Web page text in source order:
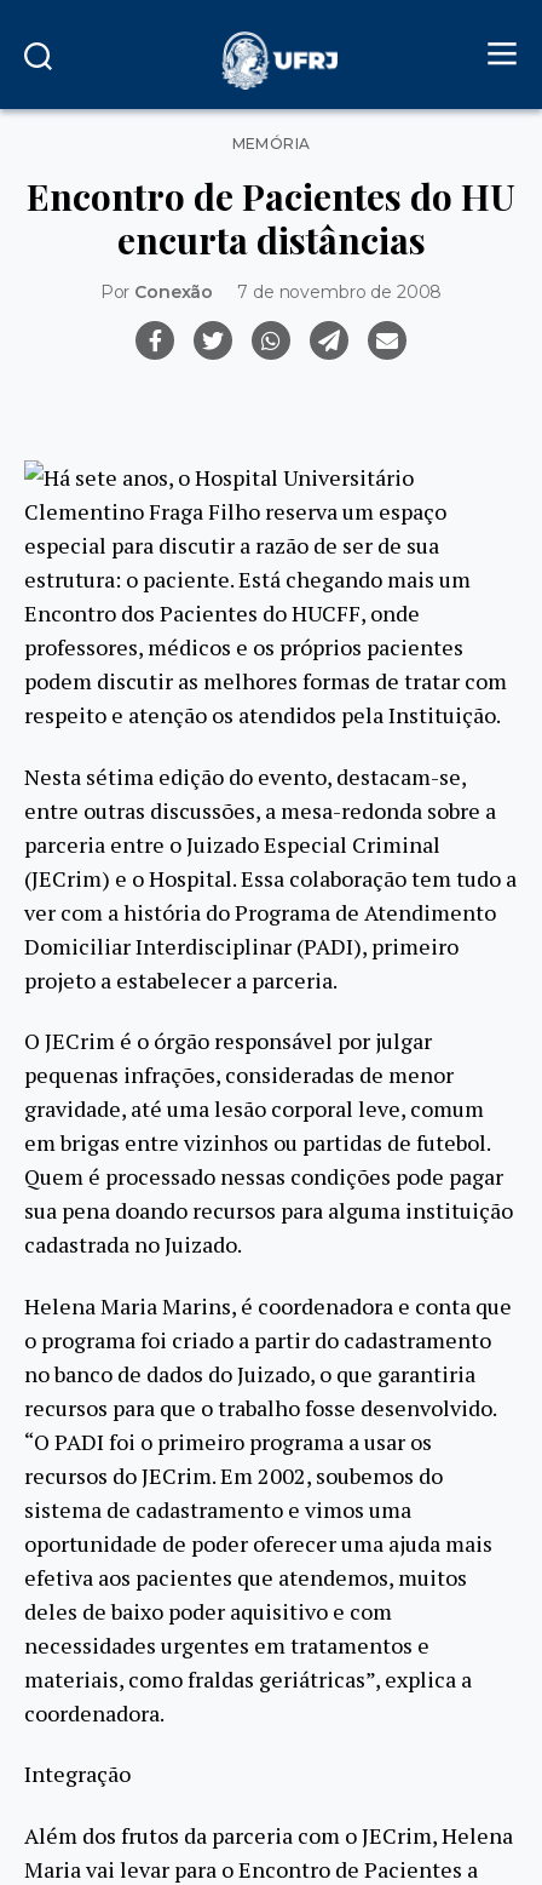
Categorias
MEMÓRIA
Encontro de Pacientes do HU
encurta distâncias
Por Conexão 7 de novembro de 2008
Há sete anos, o Hospital Universitário
Clementino Fraga Filho reserva um espaço
especial para discutir a razão de ser de sua
estrutura: o paciente. Está chegando mais um
Encontro dos Pacientes do HUCFF, onde
professores, médicos e os próprios pacientes
podem discutir as melhores formas de tratar com
respeito e atenção os atendidos pela Instituição.
Nesta sétima edição do evento, destacam-se,
entre outras discussões, a mesa-redonda sobre a
parceria entre o Juizado Especial Criminal
(JECrim) e o Hospital. Essa colaboração tem tudo a
ver com a história do Programa de Atendimento
Domiciliar Interdisciplinar (PADI), primeiro
projeto a estabelecer a parceria.
O JECrim é o órgão responsável por julgar
pequenas infrações, consideradas de menor
gravidade, até uma lesão corporal leve, comum
em brigas entre vizinhos ou partidas de futebol.
Quem é processado nessas condições pode pagar
sua pena doando recursos para alguma instituição
cadastrada no Juizado.
Helena Maria Marins, é coordenadora e conta que
o programa foi criado a partir do cadastramento
no banco de dados do Juizado, o que garantiria
recursos para que o trabalho fosse desenvolvido.
“O PADI foi o primeiro programa a usar os
recursos do JECrim. Em 2002, soubemos do
sistema de cadastramento e vimos uma
oportunidade de poder oferecer uma ajuda mais
efetiva aos pacientes que atendemos, muitos
deles de baixo poder aquisitivo e com
necessidades urgentes em tratamentos e
materiais, como fraldas geriátricas”, explica a
coordenadora.
Integração
Além dos frutos da parceria com o JECrim, Helena
Maria vai levar para o Encontro de Pacientes a